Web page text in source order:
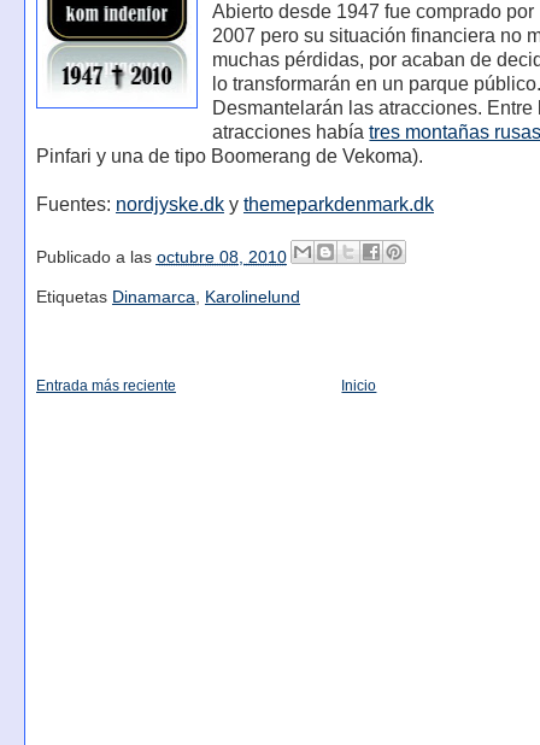
Abierto desde 1947 fue comprado
2007 pero su situación financiera no
muchas pérdidas, por acaban de
lo transformarán en un parque
Desmantelarán las atracciones. Entre
atracciones habíatres montañas
Pinfari y una de tipo Boomerang de Vekoma).
Fuentes: nordjyske.dky themeparkdenmark.dk
Publicado a las octubre 08, 2010
Etiquetas Dinamarca, Karolinelund
Entrada más reciente Inicio